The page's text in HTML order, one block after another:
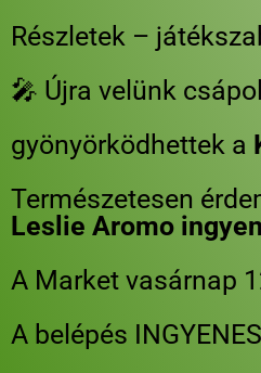
Részletek –
🎤 Újra velünk
gyönyörködhettek a
Természetesen
Leslie Aromo
A Market vasárnap
A belépés